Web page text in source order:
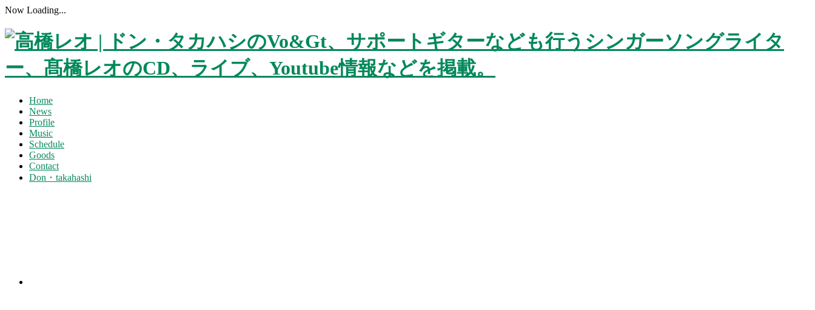
Now Loading...
Home
News
Profile
Music
Schedule
Goods
Contact
Don・takahashi